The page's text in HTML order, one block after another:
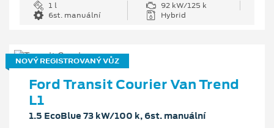
1 l
92 kW/125 k
6st. manuální
Hybrid
NOVÝ REGISTROVANÝ VŮZ
Ford Transit Courier Van Trend
L1
1.5 EcoBlue 73 kW/100 k, 6st. manuální